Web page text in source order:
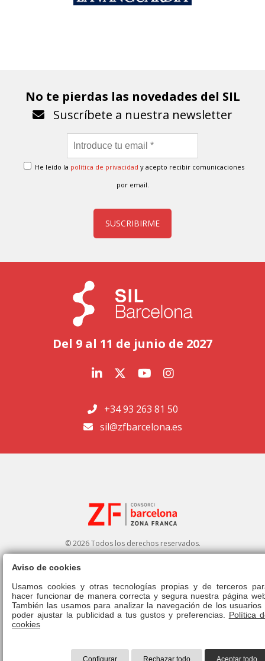
No te pierdas las novedades del SIL
Suscríbete a nuestra newsletter
He leído la política de privacidad y acepto recibir comunicaciones
por email.
SUSCRIBIRME
Del 9 al 11 de junio de 2027
+34 93 263 81 50
sil@zfbarcelona.es
© 2026 Todos los derechos reservados.
Aviso legal|Política de privacidad|Política de cookies|Canal ético|
Derecho de admisión|Normativa
Aviso de cookies
Usamos cookies y otras tecnologías propias y de terceros
hacer funcionar de manera correcta y segura nuestra página
También las usamos para analizar la navegación de los usuarios
poder ajustar la publicidad a tus gustos y preferencias. Política
cookies
Configurar Rechazar todo Aceptar todo